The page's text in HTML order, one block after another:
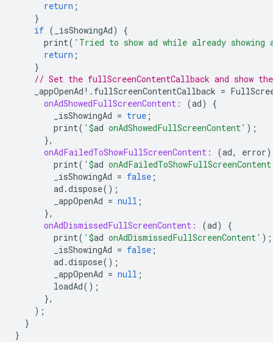
return ;
}
if ( _isShowingAd)
{
print( 'Tried to show ad while already showing
return ;
}
// Set the fullScreenContentCallback and show
_appOpenAd ! . fullScreenContentCallback =
onAdShowedFullScreenContent:
(ad)
{
_isShowingAd = true ;
print( ' $ad onAdShowedFullScreenContent' );
},
onAdFailedToShowFullScreenContent:
(ad, error)
print( ' $ad
_isShowingAd = false ;
ad .dispose();
_appOpenAd = null ;
},
onAdDismissedFullScreenContent:
(ad)
{
print( ' $ad onAdDismissedFullScreenContent' );
_isShowingAd = false ;
ad .dispose();
_appOpenAd = null ;
loadAd();
},
);
}
}